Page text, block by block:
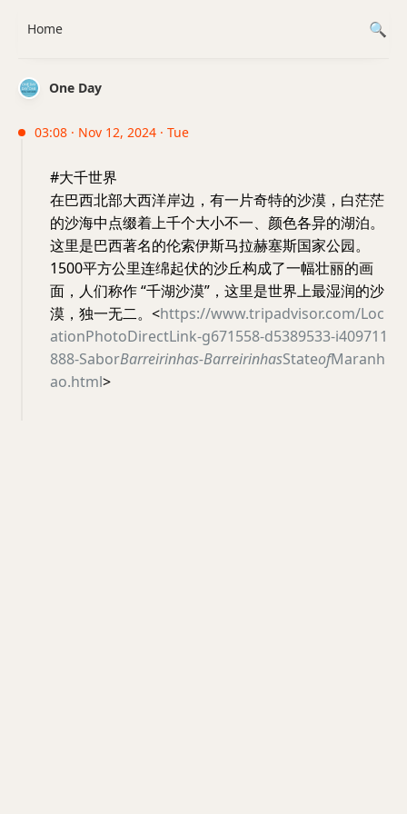
One Day
03:08 · Nov 12, 2024 · Tue
#大千世界
在巴西北部大西洋岸边，有一片奇特的沙漠，白茫茫
的沙海中点缀着上千个大小不一、颜色各异的湖泊。
这里是巴西著名的伦索伊斯马拉赫塞斯国家公园。
1500平方公里连绵起伏的沙丘构成了一幅壮丽的画
面，人们称作 “千湖沙漠”，这里是世界上最湿润的沙
漠，独一无二。<https://www.tripadvisor.com/Loc
ationPhotoDirectLink-g671558-d5389533-i409711
888-SaborBarreirinhas-BarreirinhasStateofMaranh
ao.html>
Home